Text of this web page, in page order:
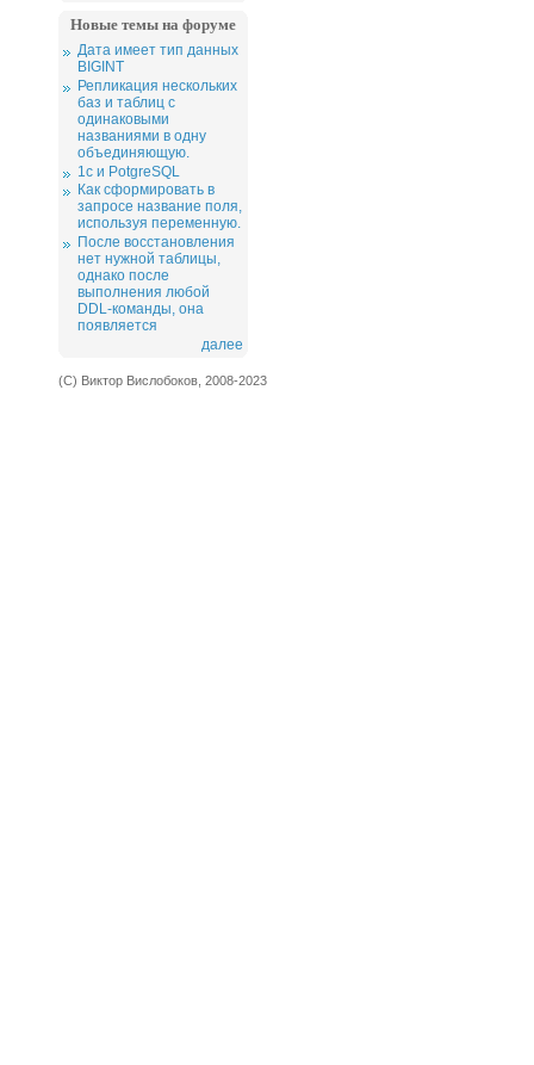
Новые темы на форуме
Дата имеет тип данных
BIGINT
Репликация нескольких
баз и таблиц с
одинаковыми
названиями в одну
объединяющую.
1c и PotgreSQL
Как сформировать в
запросе название поля,
используя переменную.
После восстановления
нет нужной таблицы,
однако после
выполнения любой
DDL-команды, она
появляется
далее
(С) Виктор Вислобоков, 2008-2023